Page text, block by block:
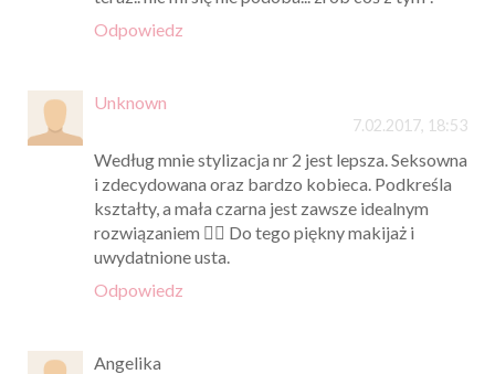
Odpowiedz
Unknown
7.02.2017, 18:53
Według mnie stylizacja nr 2 jest lepsza. Seksowna
i zdecydowana oraz bardzo kobieca. Podkreśla
kształty, a mała czarna jest zawsze idealnym
rozwiązaniem 👌🏻 Do tego piękny makijaż i
uwydatnione usta.
Odpowiedz
Angelika